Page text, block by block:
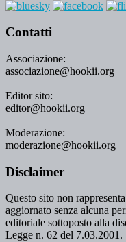
Contatti
Associazione:
associazione@hookii.org
Editor sito:
editor@hookii.org
Moderazione:
moderazione@hookii.org
Disclaimer
Questo sito non
aggiornato senza alcuna
editoriale sottoposto alla
Legge n. 62 del 7.03.2001.